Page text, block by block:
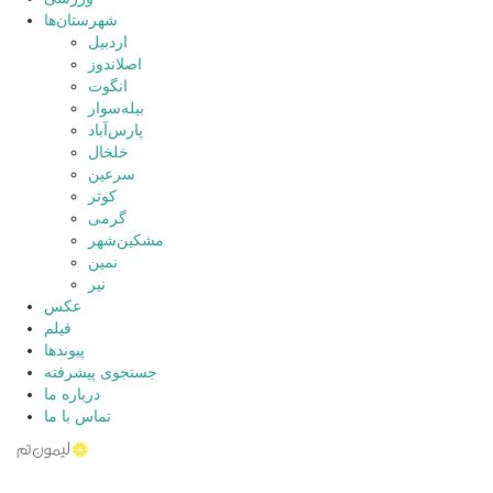
شهرستان‌ها
اردبیل
اصلاندوز
انگوت
بیله‌سوار
پارس‌آباد
خلخال
سرعین
کوثر
گرمی
مشکین‌شهر
نمین
نیر
عکس
فیلم
پیوندها
جستجوی پیشرفته
درباره ما
تماس با ما